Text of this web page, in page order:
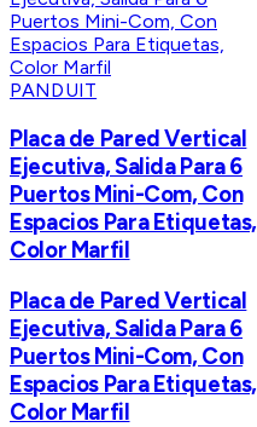
PANDUIT
Placa de Pared Vertical
Ejecutiva, Salida Para 6
Puertos Mini-Com, Con
Espacios Para Etiquetas,
Color Marfil
Placa de Pared Vertical
Ejecutiva, Salida Para 6
Puertos Mini-Com, Con
Espacios Para Etiquetas,
Color Marfil